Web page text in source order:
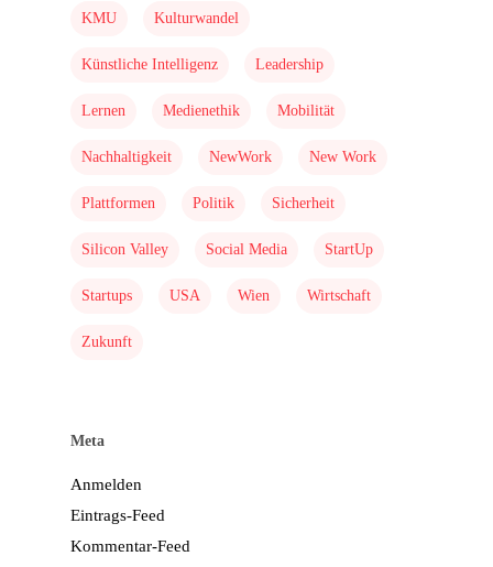
KMU Kulturwandel
Künstliche Intelligenz Leadership
Lernen Medienethik Mobilität
Nachhaltigkeit NewWork New Work
Plattformen Politik Sicherheit
Silicon Valley Social Media StartUp
Startups USA Wien Wirtschaft
Zukunft
Meta
Anmelden
Eintrags-Feed
Kommentar-Feed